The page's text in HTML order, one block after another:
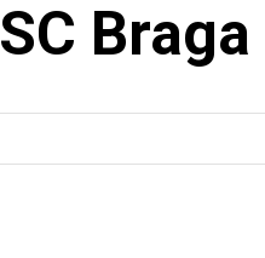
SC Braga